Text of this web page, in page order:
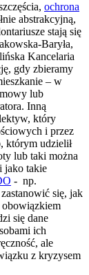
ochrona
abstrakcyjną,
stają się
Baryła,
Kancelaria
gdy zbieramy
– w
lub
Inną
który
i przez
którym udzielił
lub taki można
jako takie
- np.
się, jak
obowiązkiem
się dane
ich
ale
z kryzysem